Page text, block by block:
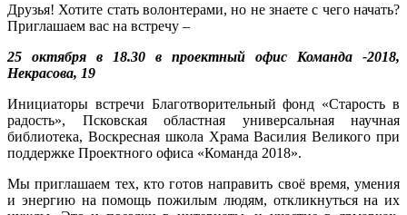
Друзья! Хотите стать волонтерами, но не знаете с чего начать?
Приглашаем вас на встречу –
25 октября в 18.30 в проектный офис Команда -2018,
Некрасова, 19
Инициаторы встречи Благотворительный фонд «Старость в
радость», Псковская областная универсальная научная
библиотека, Воскресная школа Храма Василия Великого при
поддержке Проектного офиса «Команда 2018».
Мы приглашаем тех, кто готов направить своё время, умения
и энергию на помощь пожилым людям, откликнуться на их